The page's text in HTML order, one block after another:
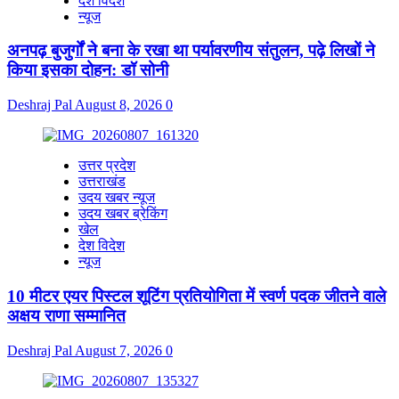
न्यूज
अनपढ़ बुजुर्गों ने बना के रखा था पर्यावरणीय संतुलन, पढ़े लिखों ने
किया इसका दोहन: डॉ सोनी
Deshraj Pal August 8, 2026 0
उत्तर प्रदेश
उत्तराखंड
उदय खबर न्यूज
उदय खबर ब्रेकिंग
खेल
देश विदेश
न्यूज
10 मीटर एयर पिस्टल शूटिंग प्रतियोगिता में स्वर्ण पदक जीतने वाले
अक्षय राणा सम्मानित
Deshraj Pal August 7, 2026 0